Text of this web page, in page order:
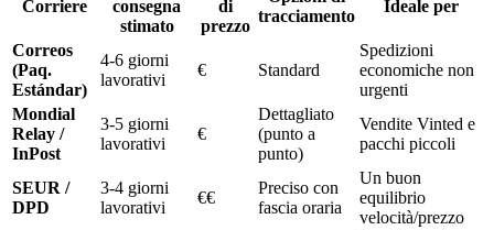
Corriere
consegna
stimato
di
prezzo
tracciamento
Ideale per
Correos
(Paq.
Estándar)
4-6 giorni
lavorativi
€ Standard
Spedizioni
economiche non
urgenti
Mondial
Relay /
InPost
3-5 giorni
lavorativi
€
Dettagliato
(punto a
punto)
Vendite Vinted e
pacchi piccoli
SEUR /
DPD
3-4 giorni
lavorativi
€€
Preciso con
fascia oraria
Un buon
equilibrio
velocità/prezzo